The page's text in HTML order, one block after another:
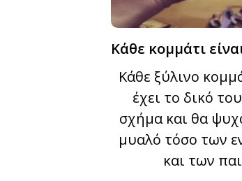
Κάθε κομμάτι
Κάθε ξύλινο
έχει το δικό
σχήμα και θα
μυαλό τόσο των
και των